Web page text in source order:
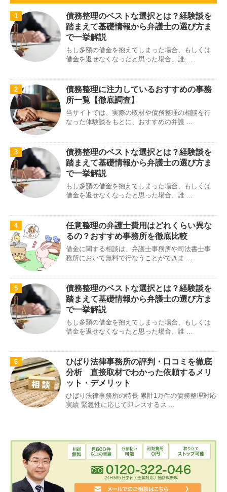
1
債務整理のベストな選択とは？経験談を
踏まえて基礎情報から弁護士の選び方ま
で一挙解説
もし多額の借金を抱えてしまった場合、もしくは
借金を返せなくなったと思った場合、誰 ...
2
債務整理に注力しているおすすめの事務
所一覧【徹底調査】
当サイトでは、実際の取材や債務整理の相談を行
なった体験談をもとに、おすすめの弁護 ...
3
債務整理のベストな選択とは？経験談を
踏まえて基礎情報から弁護士の選び方ま
で一挙解説
もし多額の借金を抱えてしまった場合、もしくは
借金を返せなくなったと思った場合、誰 ...
4
任意整理の弁護士費用はどれくらい異な
るの？おすすめ事務所を徹底比較
借金に関する相談は、弁護士事務所や司法書士事
務所において無料で行なうことができま ...
5
債務整理のベストな選択とは？経験談を
踏まえて基礎情報から弁護士の選び方ま
で一挙解説
もし多額の借金を抱えてしまった場合、もしくは
借金を返せなくなったと思った場合、誰 ...
6
ひばり法律事務所の評判・口コミを徹底
分析 直接取材でわかった依頼するメリ
ット・デメリット
ひばり法律事務所の特長 累計1万件の債務整理対応
実績 緊急性に応じて即レスするス ...